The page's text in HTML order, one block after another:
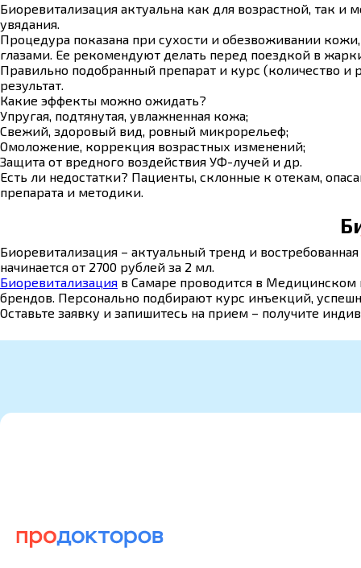
Биоревитализация актуальна как для возрастной, так
увядания.
Процедура показана при сухости и обезвоживании
глазами. Ее рекомендуют делать перед поездкой в
Правильно подобранный препарат и курс (количество и
результат.
Какие эффекты можно ожидать?
Упругая, подтянутая, увлажненная кожа;
Свежий, здоровый вид, ровный микрорельеф;
Омоложение, коррекция возрастных изменений;
Защита от вредного воздействия УФ-лучей и др.
Есть ли недостатки? Пациенты, склонные к отекам,
препарата и методики.
Биоревитализация – актуальный тренд и
начинается от 2700 рублей за 2 мл.
Биоревитализация в Самаре проводится в
брендов. Персонально подбирают курс инъекций,
Оставьте заявку и запишитесь на прием – получите